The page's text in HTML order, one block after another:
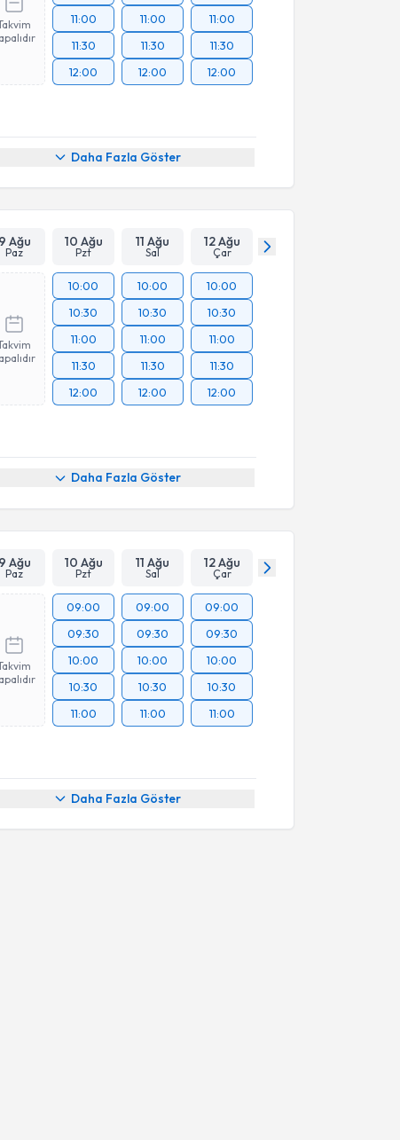
11:00
11:30
12:00
11:00
11:30
12:00
11:00
11:30
12:00
Daha Fazla Göster
9 Ağu
Paz
10 Ağu
Pzt
11 Ağu
Sal
12 Ağu
Çar
10:00
10:30
11:00
11:30
12:00
10:00
10:30
11:00
11:30
12:00
10:00
10:30
11:00
11:30
12:00
Daha Fazla Göster
9 Ağu
Paz
10 Ağu
Pzt
11 Ağu
Sal
12 Ağu
Çar
09:00
09:30
10:00
10:30
11:00
09:00
09:30
10:00
10:30
11:00
09:00
09:30
10:00
10:30
11:00
Daha Fazla Göster